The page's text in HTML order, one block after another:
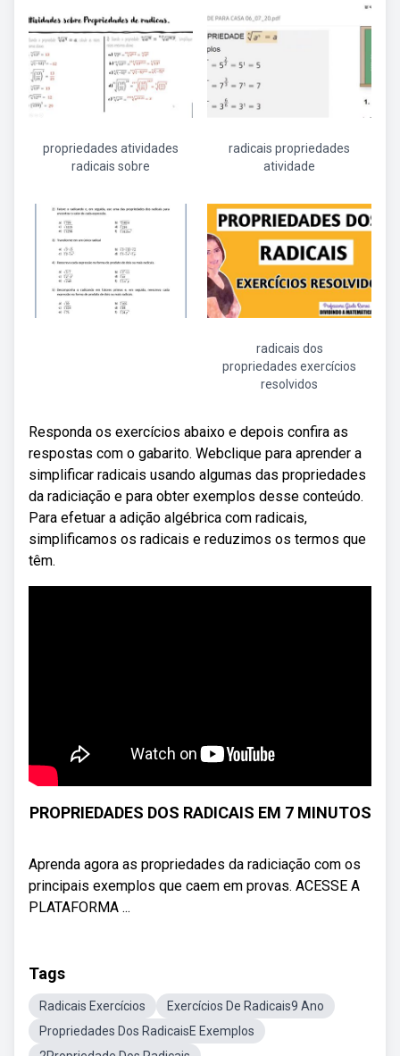
propriedades atividades
radicais sobre
radicais propriedades
atividade
radicais dos
propriedades exercícios
resolvidos
Responda os exercícios abaixo e depois confira as
respostas com o gabarito. Webclique para aprender a
simplificar radicais usando algumas das propriedades
da radiciação e para obter exemplos desse conteúdo.
Para efetuar a adição algébrica com radicais,
simplificamos os radicais e reduzimos os termos que
têm.
PROPRIEDADES DOS RADICAIS EM 7 MINUTOS
Aprenda agora as propriedades da radiciação com os
principais exemplos que caem em provas. ACESSE A
PLATAFORMA ...
Tags
Radicais Exercícios
Exercícios De Radicais9 Ano
Propriedades Dos RadicaisE Exemplos